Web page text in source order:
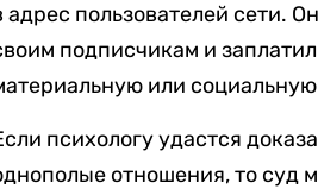
адрес пользователей сети.
подписчикам и
или
психологу удастся
отношения, то суд